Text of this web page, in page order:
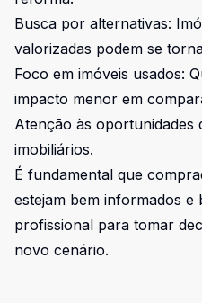
Busca por alternativas:
valorizadas podem se
Foco em imóveis usados:
impacto menor em
Atenção às oportunidades
imobiliários.
É fundamental que
estejam bem informados e
profissional para tomar
novo cenário.